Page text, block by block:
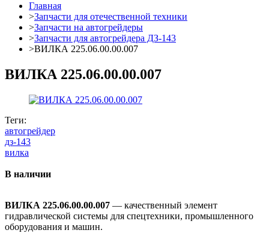
Главная
>Запчасти для отечественной техники
>Запчасти на автогрейдеры
>Запчасти для автогрейдера ДЗ-143
>ВИЛКА 225.06.00.00.007
ВИЛКА 225.06.00.00.007
Теги:
автогрейдер
дз-143
вилка
В наличии
ВИЛКА 225.06.00.00.007 — качественный элемент
гидравлической системы для спецтехники, промышленного
оборудования и машин.